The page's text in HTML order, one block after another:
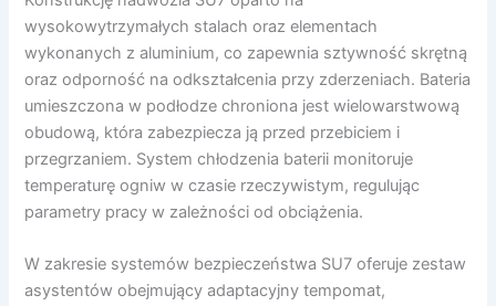
wysokowytrzymałych stalach oraz elementach
wykonanych z aluminium, co zapewnia sztywność skrętną
oraz odporność na odkształcenia przy zderzeniach. Bateria
umieszczona w podłodze chroniona jest wielowarstwową
obudową, która zabezpiecza ją przed przebiciem i
przegrzaniem. System chłodzenia baterii monitoruje
temperaturę ogniw w czasie rzeczywistym, regulując
parametry pracy w zależności od obciążenia.
W zakresie systemów bezpieczeństwa SU7 oferuje zestaw
asystentów obejmujący adaptacyjny tempomat,